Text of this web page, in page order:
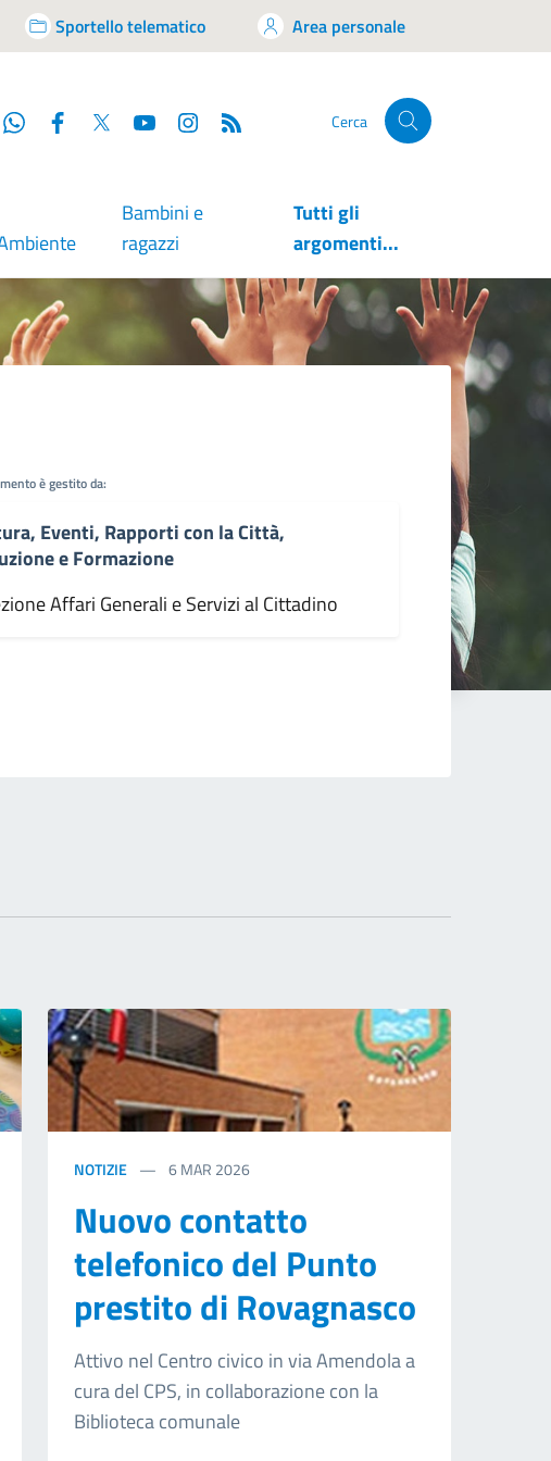
Sportello telematico Area personale
WhatsappFacebook
Twitter YouTube Cerca
Bambini e
ragazzi
Tutti gli
argomenti...
è gestito da:
Eventi, Rapporti con la Città,
e Formazione
Affari Generali e Servizi al Cittadino
NOTIZIE 6MAR 2026
Nuovo contatto
telefonico del Punto
prestito di Rovagnasco
Attivo nel Centro civico in via Amendola a
cura del CPS, in collaborazione con la
Biblioteca comunale